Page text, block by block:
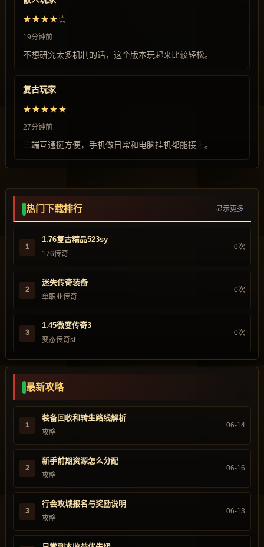
★★★★☆
19分钟前
不想研究太多机制的话，这个版本玩起来比较轻松。
复古玩家
★★★★★
27分钟前
三端互通挺方便，手机做日常和电脑挂机都能接上。
热门下载排行 显示更多
1
1.76复古精品523sy
176传奇
0次
2
迷失传奇装备
单职业传奇
0次
3
1.45微变传奇3
变态传奇sf
0次
最新攻略
1
装备回收和转生路线解析
攻略
06-14
2
新手前期资源怎么分配
攻略
06-16
3
行会攻城报名与奖励说明
攻略
06-13